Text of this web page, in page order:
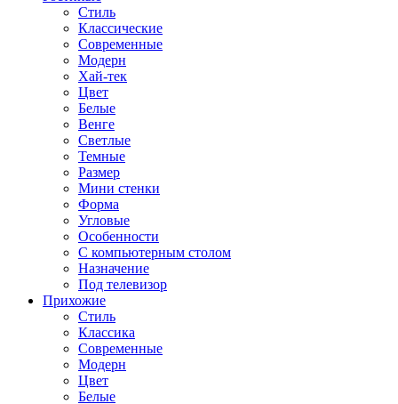
Стиль
Классические
Современные
Модерн
Хай-тек
Цвет
Белые
Венге
Светлые
Темные
Размер
Мини стенки
Форма
Угловые
Особенности
С компьютерным столом
Назначение
Под телевизор
Прихожие
Стиль
Классика
Современные
Модерн
Цвет
Белые